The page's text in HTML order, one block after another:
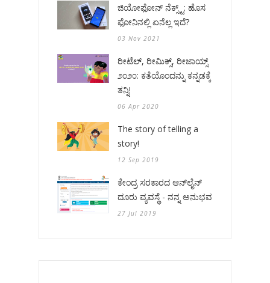
ಜಿಯೋಫೋನ್ ನೆಕ್ಸ್ಟ್: ಹೊಸ
ಫೋನಿನಲ್ಲಿ ಏನೆಲ್ಲ ಇದೆ?
03 Nov 2021
ರೀಟೆಲ್, ರೀಮಿಕ್ಸ್, ರೀಜಾಯ್ಸ್
೨೦೨೦: ಕತೆಯೊಂದನ್ನು ಕನ್ನಡಕ್ಕೆ
ತನ್ನಿ!
06 Apr 2020
The story of telling a
story!
12 Sep 2019
ಕೇಂದ್ರ ಸರಕಾರದ ಆನ್‌ಲೈನ್
ದೂರು ವ್ಯವಸ್ಥೆ - ನನ್ನ ಅನುಭವ
27 Jul 2019